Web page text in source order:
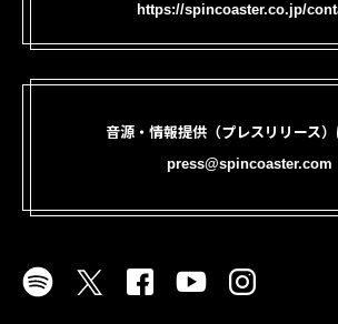
https://spincoaster.co.jp/
音源・情報提供（プレスリリース
press@spincoaster.com